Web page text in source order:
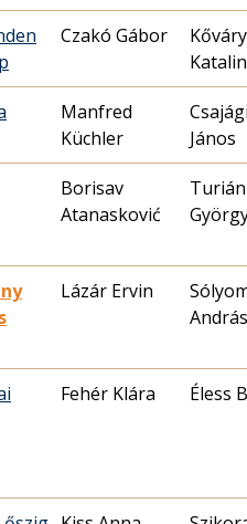
Czakó Gábor
Kőváry
Katalin
Manfred
Küchler
János
Borisav
Atanasković
Turián
Lázár Ervin
András
Fehér Klára Éless